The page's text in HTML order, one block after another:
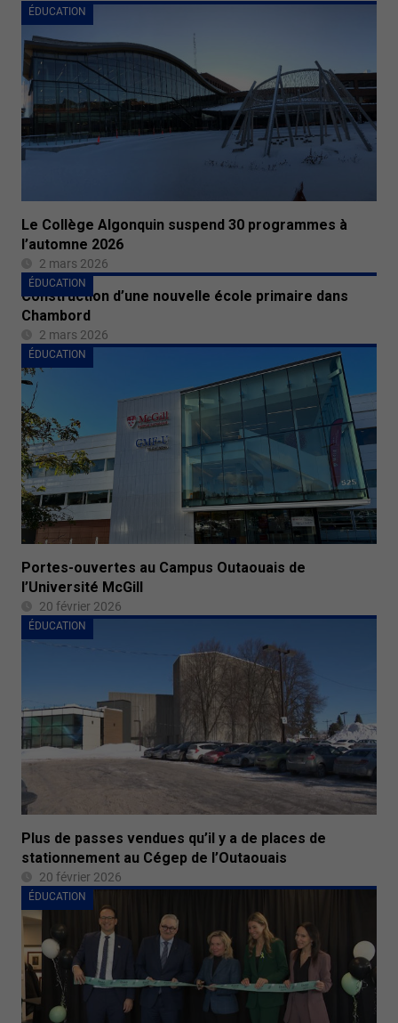
ÉDUCATION
Le Collège Algonquin suspend 30 programmes à
l’automne 2026
2 mars 2026
ÉDUCATION
Construction d’une nouvelle école primaire dans
Chambord
2 mars 2026
ÉDUCATION
Portes-ouvertes au Campus Outaouais de
l’Université McGill
20 février 2026
ÉDUCATION
Plus de passes vendues qu’il y a de places de
stationnement au Cégep de l’Outaouais
20 février 2026
ÉDUCATION